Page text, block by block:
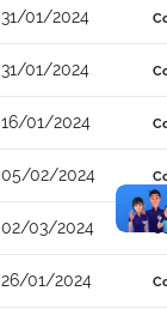
31/01/2024
31/01/2024
16/01/2024
05/02/2024
02/03/2024
26/01/2024